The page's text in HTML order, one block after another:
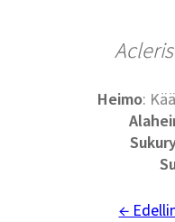
Heimo:
←